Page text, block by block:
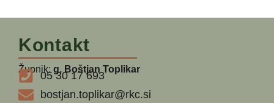
Kontakt
Župnik: g. Boštjan Toplikar
05 30 17 693
bostjan.toplikar@rkc.si